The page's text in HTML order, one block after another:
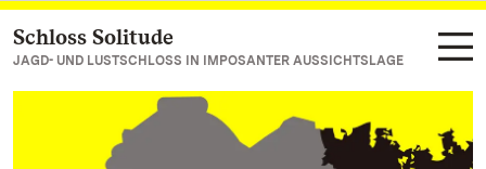
Zum Hauptinhalt springen
Schloss Solitude
JAGD- UND LUSTSCHLOSS IN IMPOSANTER AUSSICHTSLAGE